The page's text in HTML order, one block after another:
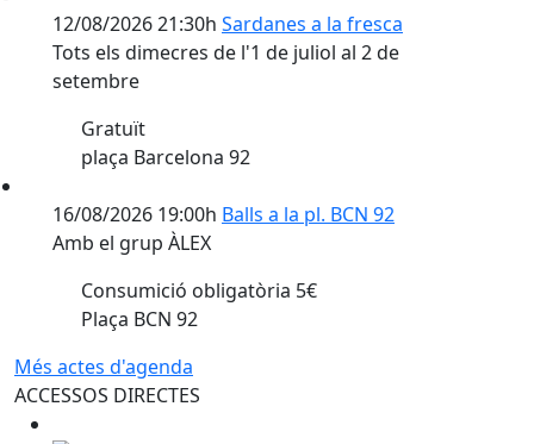
12/08/2026 21:30h Sardanes a la fresca
Tots els dimecres de l'1 de juliol al 2 de
setembre
Gratuït
plaça Barcelona 92
16/08/2026 19:00h Balls a la pl. BCN 92
Amb el grup ÀLEX
Consumició obligatòria 5€
Plaça BCN 92
Més actes d'agenda
ACCESSOS DIRECTES